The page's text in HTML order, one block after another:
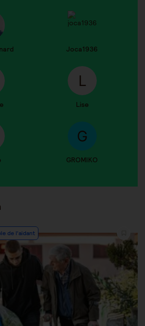
Joca1936
Lise
GROMIKO
de l'aidant